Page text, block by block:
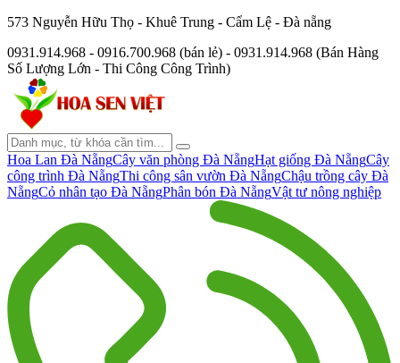
573 Nguyễn Hữu Thọ - Khuê Trung - Cẩm Lệ - Đà nẵng
0931.914.968 - 0916.700.968 (bán lẻ) - 0931.914.968 (Bán Hàng
Số Lượng Lớn - Thi Công Công Trình)
Hoa Lan Đà NẵngCây văn phòng Đà NẵngHạt giống Đà NẵngCây
công trình Đà NẵngThi công sân vườn Đà NẵngChậu trồng cây Đà
NẵngCỏ nhân tạo Đà NẵngPhân bón Đà NẵngVật tư nông nghiệp